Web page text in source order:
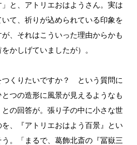
と、アトリエおはようさん。実は
て、祈りが込められている印象を
、それはこういった理由からかも
かしげていましたが）。
つくりたいですか？ という質問に
つの造形に風景が見えるようなも
の回答が。張り子の中に小さな世
、『アトリエおはよう百景』とい
。「まるで、葛飾北斎の『冨嶽三